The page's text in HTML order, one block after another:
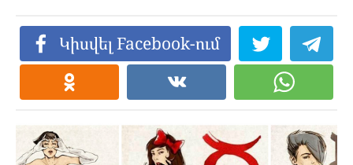
Կիսվել Facebook-ում